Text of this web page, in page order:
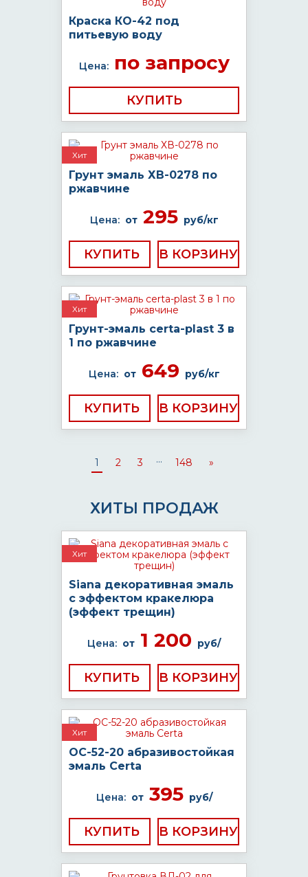
Краска КО-42 под
питьевую воду
Цена:по запросу
КУПИТЬ
Хит
Грунт эмаль ХВ-0278 по
ржавчине
Цена: от295 руб/кг
КУПИТЬ
Хит
Грунт-эмаль certa-plast 3 в
1 по ржавчине
Цена: от649 руб/кг
КУПИТЬ
1 2 3 ... 148 »
ХИТЫ ПРОДАЖ
Хит
Siana декоративная эмаль
с эффектом кракелюра
(эффект трещин)
Цена: от 1 200 руб/
КУПИТЬ
Хит
ОС-52-20 абразивостойкая
эмаль Certa
Цена: от395 руб/
КУПИТЬ